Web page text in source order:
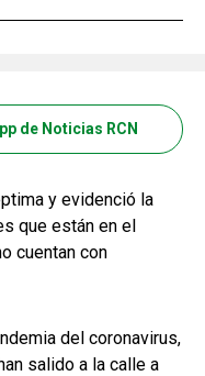
de Noticias RCN
y evidenció la
que están en el
cuentan con
del coronavirus,
salido a la calle a